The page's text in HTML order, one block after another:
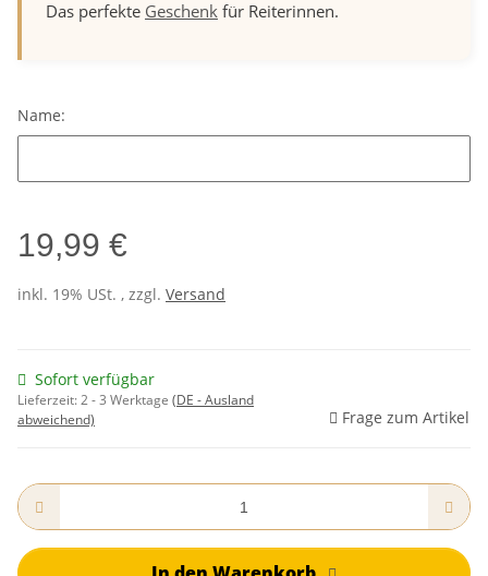
Das perfekte Geschenk für Reiterinnen.
Name:
19,99 €
inkl. 19% USt. , zzgl. Versand
Sofort verfügbar
Lieferzeit:2 - 3 Werktage (DE - Ausland
abweichend)
Frage zum Artikel